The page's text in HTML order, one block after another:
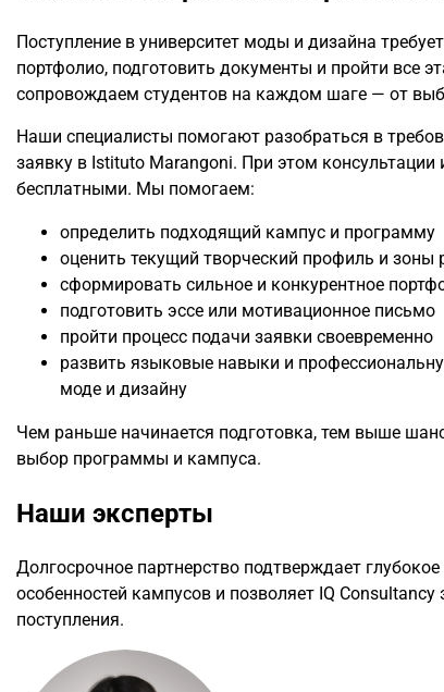
Поступление в университет моды и дизайна
портфолио, подготовить документы и пройти все
сопровождаем студентов на каждом шаге — от
Наши специалисты помогают разобраться в
заявку в Istituto Marangoni. При этом
бесплатными. Мы помогаем:
определить подходящий кампус и программу
оценить текущий творческий профиль и зоны
сформировать сильное и конкурентное
подготовить эссе или мотивационное письмо
пройти процесс подачи заявки своевременно
развить языковые навыки и
моде и дизайну
Чем раньше начинается подготовка, тем выше
выбор программы и кампуса.
Наши эксперты
Долгосрочное партнерство подтверждает
особенностей кампусов и позволяет IQ
поступления.